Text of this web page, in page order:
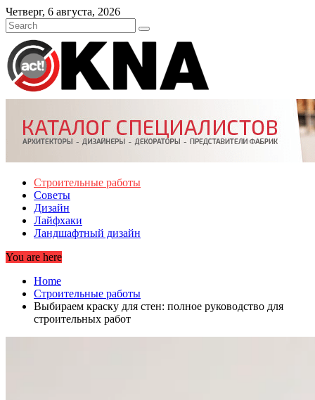
Skip
to
content
Четверг, 6 августа, 2026
Строительные работы
Советы
Дизайн
Лайфхаки
Ландшафтный дизайн
You are here
Home
Строительные работы
Выбираем краску для стен: полное руководство для
строительных работ